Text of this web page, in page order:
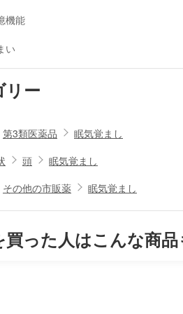
機能
い
リー
第3類医薬品
眠気覚まし
頭
眠気覚まし
その他の市販薬 眠気覚まし
買った人はこんな商